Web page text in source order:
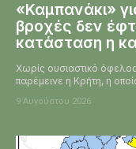
«Καμπανάκι»
βροχές δεν
κατάσταση η
Χωρίς ουσιαστικό
παρέμεινε η Κρήτη, η
9 Αυγούστου 2026